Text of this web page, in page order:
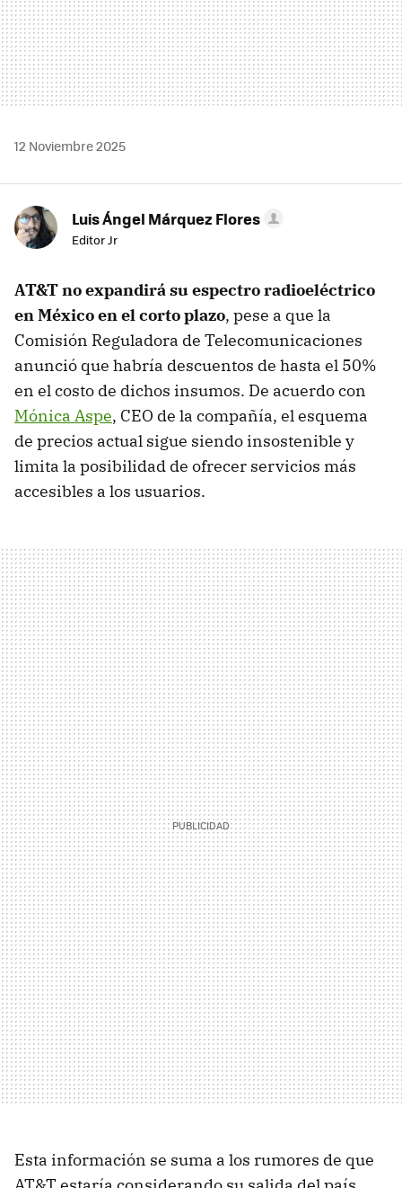
12 Noviembre 2025
Luis Ángel Márquez Flores
Editor Jr
AT&T no expandirá su espectro radioeléctrico
en México en el corto plazo, pese a que la
Comisión Reguladora de Telecomunicaciones
anunció que habría descuentos de hasta el 50%
en el costo de dichos insumos. De acuerdo con
Mónica Aspe, CEO de la compañía, el esquema
de precios actual sigue siendo insostenible y
limita la posibilidad de ofrecer servicios más
accesibles a los usuarios.
Esta información se suma a los rumores de que